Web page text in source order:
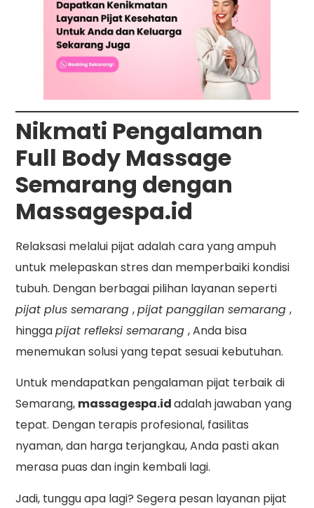
Nikmati Pengalaman
Full Body Massage
Semarang dengan
Massagespa.id
Relaksasi melalui pijat adalah cara yang ampuh
untuk melepaskan stres dan memperbaiki kondisi
tubuh. Dengan berbagai pilihan layanan seperti
pijat plus semarang,pijat panggilan semarang,
hinggapijat refleksi semarang, Anda bisa
menemukan solusi yang tepat sesuai kebutuhan.
Untuk mendapatkan pengalaman pijat terbaik di
Semarang, massagespa.idadalah jawaban yang
tepat. Dengan terapis profesional, fasilitas
nyaman, dan harga terjangkau, Anda pasti akan
merasa puas dan ingin kembali lagi.
Jadi, tunggu apa lagi? Segera pesan layanan pijat